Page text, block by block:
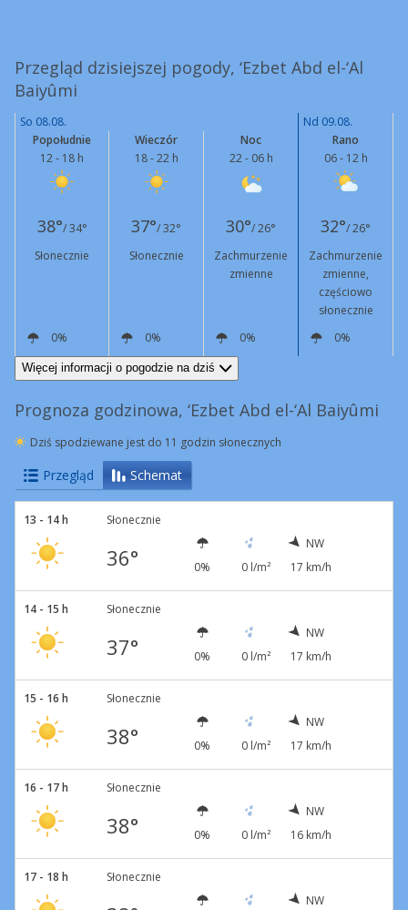
Przegląd dzisiejszej pogody, ‘Ezbet Abd el-‘Al
Baiyûmi
So 08.08.
Nd 09.08.
Popołudnie
12 - 18 h
Wieczór
18 - 22 h
Noc
22 - 06 h
Rano
06 - 12 h
38°/ 34° 37°/ 32° 30°/ 26° 32°/ 26°
Słonecznie
Słonecznie
Zachmurzenie
zmienne
Zachmurzenie
zmienne,
częściowo
słonecznie
0%
0% 0%
0%
NW
16 km/h N
18 km/h
Więcej informacji o pogodzie na dziś
Prognoza godzinowa, ‘Ezbet Abd el-‘Al Baiyûmi
Dziś spodziewane jest do 11 godzin słonecznych
Przegląd Schemat
13 - 14 h Słonecznie
36° 0% 0 l/m²
NW
17 km/h
14 - 15 h Słonecznie
37° 0% 0 l/m²
NW
17 km/h
15 - 16 h Słonecznie
38° 0% 0 l/m²
NW
17 km/h
16 - 17 h Słonecznie
38° 0% 0 l/m²
NW
16 km/h
17 - 18 h Słonecznie
NW